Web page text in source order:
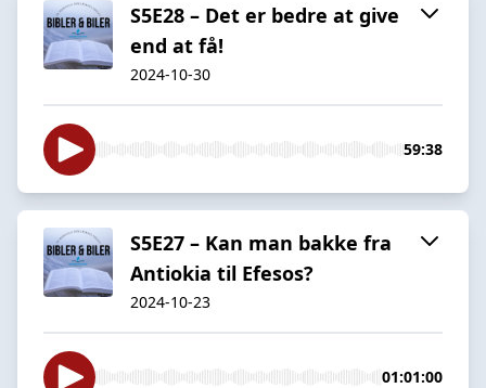
S5E28 – Det er bedre at give
end at få!
2024-10-30
59:38
S5E27 – Kan man bakke fra
Antiokia til Efesos?
2024-10-23
01:01:00